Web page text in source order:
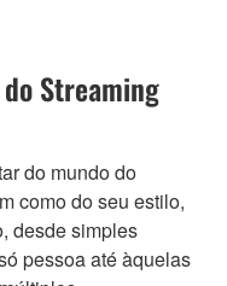
Streaming
do mundo do
como do seu estilo,
desde simples
pessoa até àquelas